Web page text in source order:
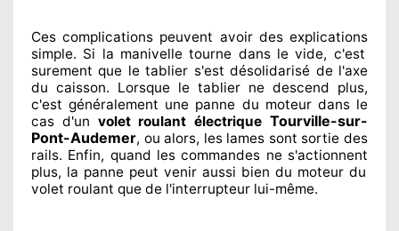
Ces complications peuvent avoir des explications
simple. Si la manivelle tourne dans le vide, c'est
surement que le tablier s'est désolidarisé de l'axe
du caisson. Lorsque le tablier ne descend plus,
c'est généralement une panne du moteur dans le
cas d'un volet roulant électriqueTourville-sur-
Pont-Audemer, ou alors, les lames sont sortie des
rails. Enfin, quand les commandes ne s'actionnent
plus, la panne peut venir aussi bien du moteur du
volet roulant que de l'interrupteur lui-même.